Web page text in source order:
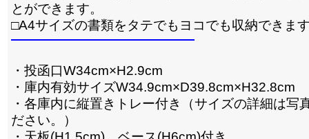
とができます。
□A4サイズの書類をタテでもヨコでも収納できま
・投函口W34cm×H2.9cm
・庫内有効サイズW34.9cm×D39.8cm×H32.8cm
・各庫内に縦置きトレー付き（サイズの詳細は写
ださい。）